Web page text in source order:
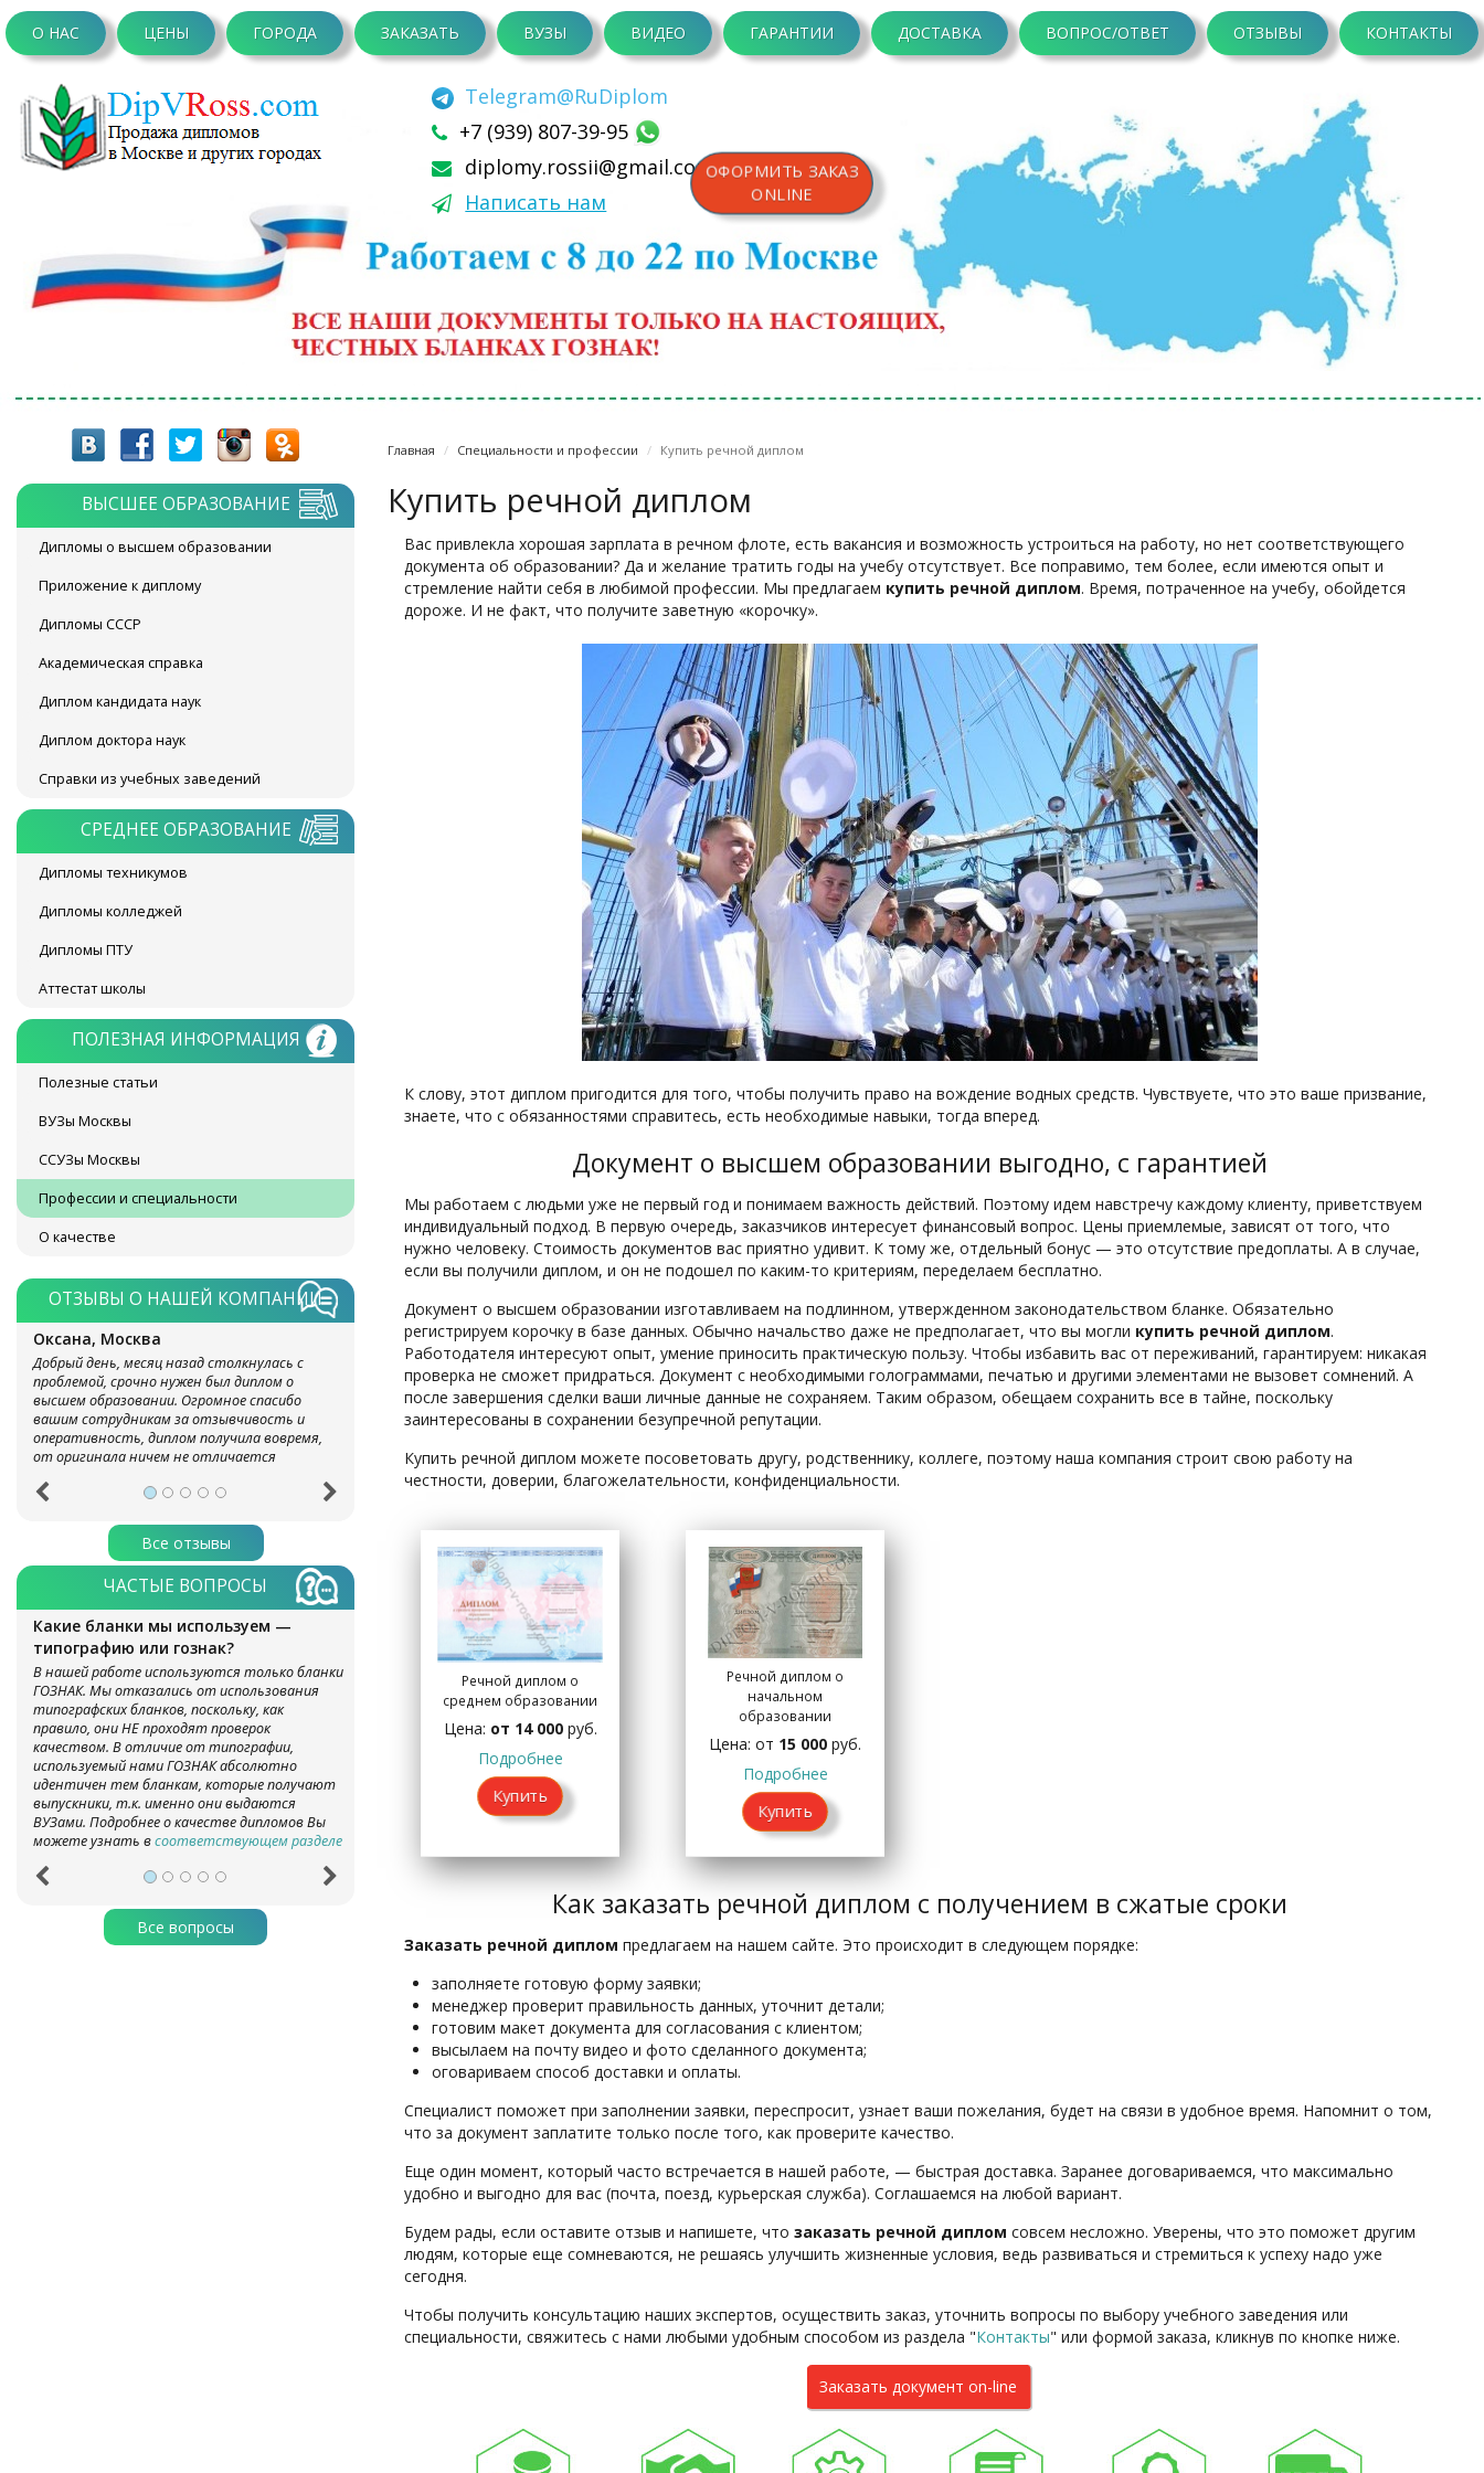
О НАС ЦЕНЫ ГОРОДА ЗАКАЗАТЬ ВУЗЫ ВИДЕО ГАРАНТИИ ДОСТАВКА ВОПРОС/ОТВЕТ ОТЗЫВЫ КОНТАКТЫ
Telegram@RuDiplom
+7 (939) 807-39-95
diplomy.rossii@gmail.com
Написать нам
ОФОРМИТЬ ЗАКАЗ
ONLINE
ВЫСШЕЕ ОБРАЗОВАНИЕ
Дипломы о высшем образовании
Приложение к диплому
Дипломы СССР
Академическая справка
Диплом кандидата наук
Диплом доктора наук
Справки из учебных заведений
СРЕДНЕЕ ОБРАЗОВАНИЕ
Дипломы техникумов
Дипломы колледжей
Дипломы ПТУ
Аттестат школы
ПОЛЕЗНАЯ ИНФОРМАЦИЯ
Полезные статьи
ВУЗы Москвы
ССУЗы Москвы
Профессии и специальности
О качестве
ОТЗЫВЫ О НАШЕЙ КОМПАНИИ
Оксана, Москва
Добрый день, месяц назад столкнулась с
проблемой, срочно нужен был диплом о
высшем образовании. Огромное спасибо
вашим сотрудникам за отзывчивость и
оперативность, диплом получила вовремя,
от оригинала ничем не отличается
Все отзывы
ЧАСТЫЕ ВОПРОСЫ
Какие бланки мы используем —
типографию или гознак?
В нашей работе используются только бланки
ГОЗНАК. Мы отказались от использования
типографских бланков, поскольку, как
правило, они НЕ проходят проверок
качеством. В отличие от типографии,
используемый нами ГОЗНАК абсолютно
идентичен тем бланкам, которые получают
выпускники, т.к. именно они выдаются
ВУЗами. Подробнее о качестве дипломов Вы
можете узнать всоответствующем разделе
Все вопросы
Главная Специальности и профессии Купить речной диплом
Купить речной диплом
Вас привлекла хорошая зарплата в речном флоте, есть вакансия и возможность устроиться на работу, но нет соответствующего
документа об образовании? Да и желание тратить годы на учебу отсутствует. Все поправимо, тем более, если имеются опыт и
стремление найти себя в любимой профессии. Мы предлагаем купить речной диплом. Время, потраченное на учебу, обойдется
дороже. И не факт, что получите заветную «корочку».
К слову, этот диплом пригодится для того, чтобы получить право на вождение водных средств. Чувствуете, что это ваше призвание,
знаете, что с обязанностями справитесь, есть необходимые навыки, тогда вперед.
Документ о высшем образовании выгодно, с гарантией
Мы работаем с людьми уже не первый год и понимаем важность действий. Поэтому идем навстречу каждому клиенту, приветствуем
индивидуальный подход. В первую очередь, заказчиков интересует финансовый вопрос. Цены приемлемые, зависят от того, что
нужно человеку. Стоимость документов вас приятно удивит. К тому же, отдельный бонус — это отсутствие предоплаты. А в случае,
если вы получили диплом, и он не подошел по каким-то критериям, переделаем бесплатно.
Документ о высшем образовании изготавливаем на подлинном, утвержденном законодательством бланке. Обязательно
регистрируем корочку в базе данных. Обычно начальство даже не предполагает, что вы могли купить речной диплом.
Работодателя интересуют опыт, умение приносить практическую пользу. Чтобы избавить вас от переживаний, гарантируем: никакая
проверка не сможет придраться. Документ с необходимыми голограммами, печатью и другими элементами не вызовет сомнений. А
после завершения сделки ваши личные данные не сохраняем. Таким образом, обещаем сохранить все в тайне, поскольку
заинтересованы в сохранении безупречной репутации.
Купить речной диплом можете посоветовать другу, родственнику, коллеге, поэтому наша компания строит свою работу на
честности, доверии, благожелательности, конфиденциальности.
Речной диплом о
среднем образовании
Цена: от 14 000руб.
Подробнее
Купить
Речной диплом о
начальном
образовании
Цена: от 15 000 руб.
Подробнее
Купить
Как заказать речной диплом с получением в сжатые сроки
Заказать речной диплом предлагаем на нашем сайте. Это происходит в следующем порядке:
заполняете готовую форму заявки;
менеджер проверит правильность данных, уточнит детали;
готовим макет документа для согласования с клиентом;
высылаем на почту видео и фото сделанного документа;
оговариваем способ доставки и оплаты.
Специалист поможет при заполнении заявки, переспросит, узнает ваши пожелания, будет на связи в удобное время. Напомнит о том,
что за документ заплатите только после того, как проверите качество.
Еще один момент, который часто встречается в нашей работе, — быстрая доставка. Заранее договариваемся, что максимально
удобно и выгодно для вас (почта, поезд, курьерская служба). Соглашаемся на любой вариант.
Будем рады, если оставите отзыв и напишете, что заказать речной диплом совсем несложно. Уверены, что это поможет другим
людям, которые еще сомневаются, не решаясь улучшить жизненные условия, ведь развиваться и стремиться к успеху надо уже
сегодня.
Чтобы получить консультацию наших экспертов, осуществить заказ, уточнить вопросы по выбору учебного заведения или
специальности, свяжитесь с нами любыми удобным способом из раздела "Контакты" или формой заказа, кликнув по кнопке ниже.
Заказать документ on-line